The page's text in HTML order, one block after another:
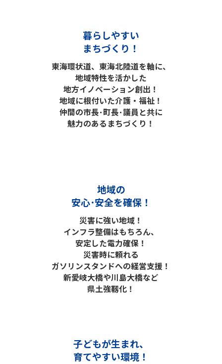
暮らしやすい
まちづくり！
東海環状道、東海北陸道を軸に、
地域特性を活かした
地方イノベーション創出！
地域に根付いた介護・福祉！
仲間の市長･町長･議員と共に
魅力のあるまちづくり！
地域の
安心･安全を確保！
災害に強い地域！
インフラ整備はもちろん、
安定した電力確保！
災害時に頼れる
ガソリンスタンドへの経営支援！
新愛岐大橋や川島大橋など
県土強靱化！
子どもが生まれ、
育てやすい環境！